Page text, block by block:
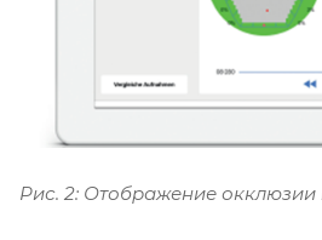
Рис. 2: Отображение окклюзии